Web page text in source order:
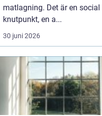
matlagning. Det är en social
knutpunkt, en a...
30 juni 2026